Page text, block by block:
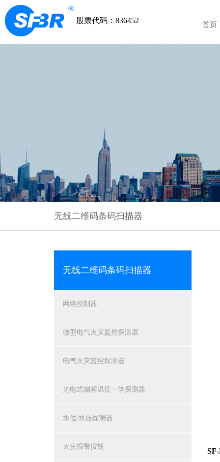
股票代码：836452
首页
无线二维码条码扫描器
无线二维码条码扫描器
网络控制器
微型电气火灾监控探测器
电气火灾监控探测器
光电式烟雾温度一体探测器
水位/水压探测器
火灾报警按钮